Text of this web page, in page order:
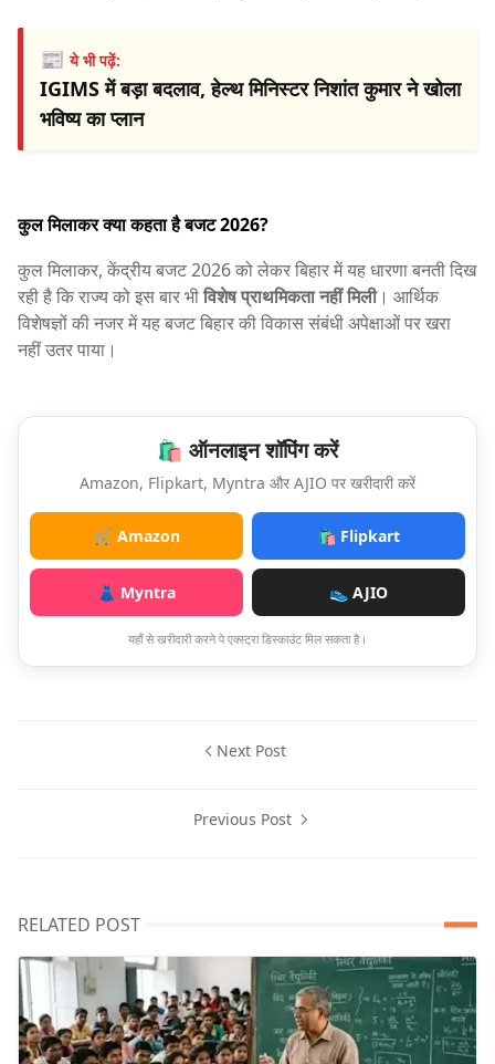
📰ये भी पढ़ें:
IGIMS में बड़ा बदलाव, हेल्थ मिनिस्टर निशांत कुमार ने खोला
भविष्य का प्लान
कुल मिलाकर क्या कहता है बजट 2026?
कुल मिलाकर, केंद्रीय बजट 2026 को लेकर बिहार में यह धारणा बनती दिख
रही है कि राज्य को इस बार भीविशेष प्राथमिकता नहीं मिली। आर्थिक
विशेषज्ञों की नजर में यह बजट बिहार की विकास संबंधी अपेक्षाओं पर खरा
नहीं उतर पाया।
🛍️ ऑनलाइन शॉपिंग करें
Amazon, Flipkart, Myntra और AJIO पर खरीदारी करें
🛒 Amazon 🛍️ Flipkart
👗 Myntra 👟 AJIO
यहाँ से खरीदारी करने पे एक्स्ट्रा डिस्काउंट मिल सकता है।
Next Post
Previous Post
RELATED POST